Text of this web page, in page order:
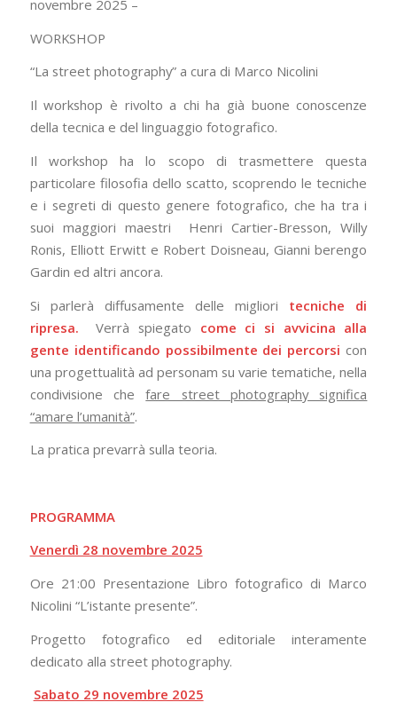
novembre 2025 –
WORKSHOP
“La street photography” a cura di Marco Nicolini
Il workshop è rivolto a chi ha già buone conoscenze
della tecnica e del linguaggio fotografico.
Il workshop ha lo scopo di trasmettere questa
particolare filosofia dello scatto, scoprendo le tecniche
e i segreti di questo genere fotografico, che ha tra i
suoi maggiori maestri Henri Cartier-Bresson, Willy
Ronis, Elliott Erwitt e Robert Doisneau, Gianni berengo
Gardin ed altri ancora.
Si parlerà diffusamente delle migliori tecniche di
ripresa. Verrà spiegato come ci si avvicina alla
gente identificando possibilmente dei percorsi con
una progettualità ad personam su varie tematiche, nella
condivisione chefare street photography significa
“amare l’umanità”.
La pratica prevarrà sulla teoria.
PROGRAMMA
Venerdì 28 novembre 2025
Ore 21:00 Presentazione Libro fotografico di Marco
Nicolini “L’istante presente”.
Progetto fotografico ed editoriale interamente
dedicato alla street photography.
Sabato 29 novembre 2025